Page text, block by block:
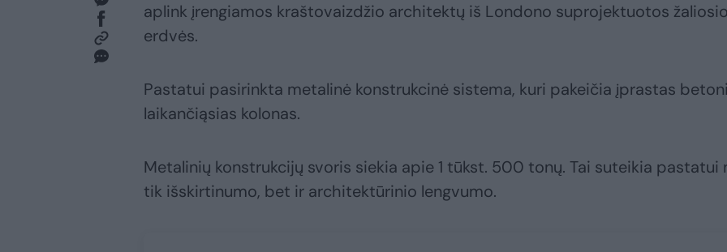
aplink įrengiamos kraštovaizdžio architektų iš Londono suprojektuotos
erdvės.
Pastatui pasirinkta metalinė konstrukcinė sistema, kuri pakeičia įprastas
laikančiąsias kolonas.
Metalinių konstrukcijų svoris siekia apie 1 tūkst. 500 tonų. Tai suteikia pastatui
tik išskirtinumo, bet ir architektūrinio lengvumo.